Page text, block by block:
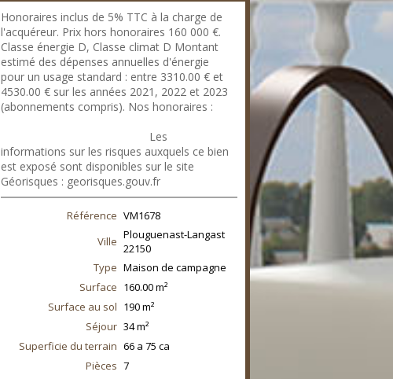
Honoraires inclus de 5% TTC à la charge de
l'acquéreur. Prix hors honoraires 160 000 €.
Classe énergie D, Classe climat D Montant
estimé des dépenses annuelles d'énergie
pour un usage standard : entre 3310.00 € et
4530.00 € sur les années 2021, 2022 et 2023
(abonnements compris). Nos honoraires :
Les
informations sur les risques auxquels ce bien
est exposé sont disponibles sur le site
Géorisques : georisques.gouv.fr
Référence VM1678
Ville Plouguenast-Langast
22150
Type Maison de campagne
Surface 160.00m²
Surface au sol 190m²
Séjour 34m²
Superficie du terrain 66 a 75 ca
Pièces 7